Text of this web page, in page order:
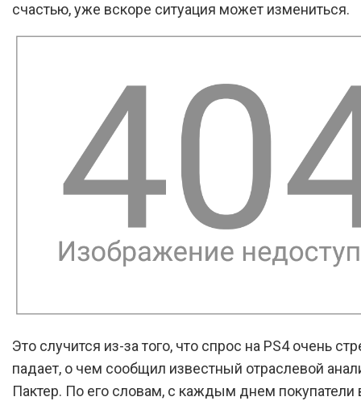
счастью, уже вскоре ситуация может измениться.
Это случится из-за того, что спрос на PS4 очень
падает, о чем сообщил известный отраслевой
Пактер. По его словам, с каждым днем покупатели